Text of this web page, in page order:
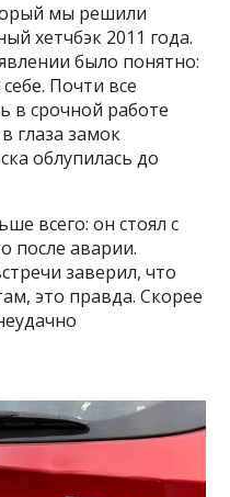
мы решили
хетчбэк 2011 года.
было понятно:
Почти все
в срочной работе
глаза замок
облупилась до
всего: он стоял с
после аварии.
заверил, что
это правда. Скорее